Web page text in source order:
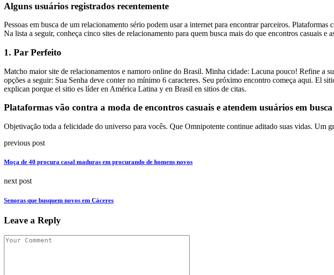
Alguns usuários registrados recentemente
Pessoas em busca de um relacionamento sério podem usar a internet para encontrar parceiros.
Na lista a seguir, conheça cinco sites de relacionamento para quem busca mais do que encontros casuais e
1. Par Perfeito
Matcho maior site de relacionamentos e namoro online do Brasil. Minha cidade: Lacuna pouco! Refine a
opções a seguir: Sua Senha deve conter no mínimo 6 caracteres. Seu próximo encontro começa aqui. El
explican porque el sitio es líder en América Latina y en Brasil en sitios de citas.
Plataformas vão contra a moda de encontros casuais e atendem usuários em
Objetivação toda a felicidade do universo para vocês. Que Omnipotente continue aditado suas vidas. Um
previous post
Moça de 40 procura casal maduras em procurando de homens novos
next post
Senoras que busquem novos em Cáceres
Leave a Reply